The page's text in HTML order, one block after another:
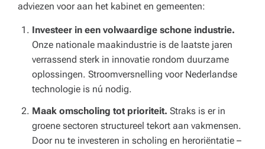
adviezen voor aan het kabinet en gemeenten:
Investeer in een volwaardige schone industrie.
Onze nationale maakindustrie is de laatste jaren
verrassend sterk in innovatie rondom duurzame
oplossingen. Stroomversnelling voor Nederlandse
technologie is nú nodig.
Maak omscholing tot prioriteit. Straks is er in
groene sectoren structureel tekort aan vakmensen.
Door nu te investeren in scholing en heroriëntatie –